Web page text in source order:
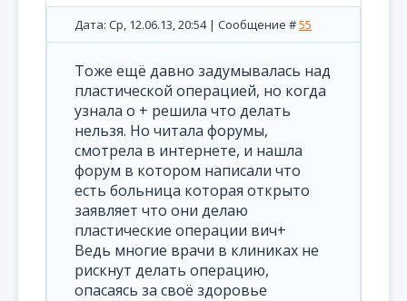
Дата: Ср, 12.06.13, 20:54 | Сообщение #55
Тоже ещё давно задумывалась над
пластической операцией, но когда
узнала о + решила что делать
нельзя. Но читала форумы,
смотрела в интернете, и нашла
форум в котором написали что
есть больница которая открыто
заявляет что они делаю
пластические операции вич+
Ведь многие врачи в клиниках не
рискнут делать операцию,
опасаясь за своё здоровье